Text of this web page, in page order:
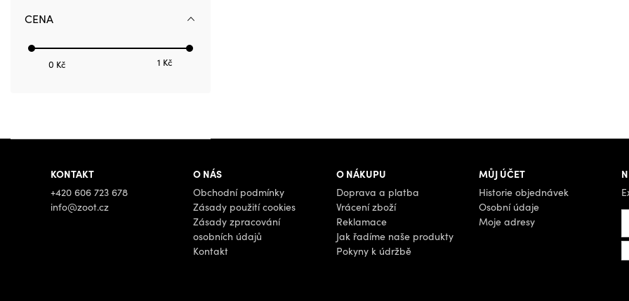
CENA
0 Kč 1 Kč
KONTAKT
+420 606 723 678
info@zoot.cz
O NÁS
Obchodní podmínky
Zásady použití cookies
Zásady zpracování
osobních údajů
Kontakt
O NÁKUPU
Doprava a platba
Vrácení zboží
Reklamace
Jak řadíme naše produkty
Pokyny k údržbě
MŮJ ÚČET
Historie objednávek
Osobní údaje
Moje adresy